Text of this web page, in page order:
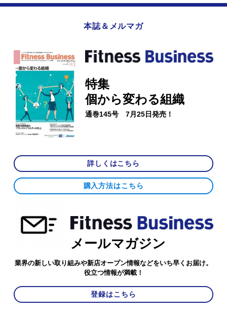
本誌＆メルマガ
特集
個から変わる組織
通巻145号 7月25日発売！
詳しくはこちら
購入方法はこちら
メールマガジン
業界の新しい取り組みや新店オープン情報などをいち早くお届け。
役立つ情報が満載！
登録はこちら